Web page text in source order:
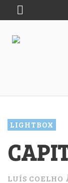
LIGHTBOX
LUÍS COELHO